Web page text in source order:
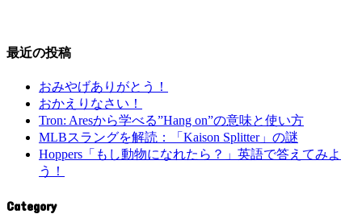
最近の投稿
おみやげありがとう！
おかえりなさい！
Tron: Aresから学べる”Hang on”の意味と使い方
MLBスラングを解読：「Kaison Splitter」の謎
Hoppers「もし動物になれたら？」英語で答えてみよ
う！
Category